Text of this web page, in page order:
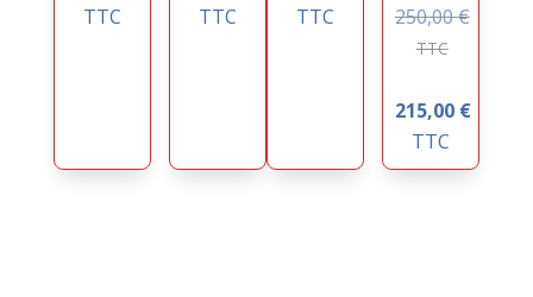
TTC
TTC
TTC
250,00€
TTC
215,00 €
TTC